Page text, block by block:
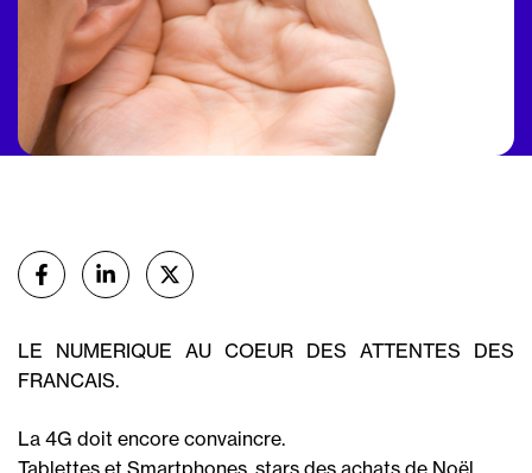
Partager
sur Facebook
sur Linkedinsur X (Twitter)
LE NUMERIQUE AU COEUR DES ATTENTES DES
FRANCAIS.
La 4G doit encore convaincre.
Tablettes et Smartphones, stars des achats de Noël.